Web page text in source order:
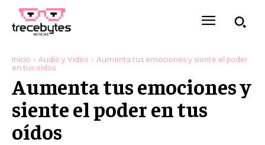
Inicio Audio y Video
Aumenta tus emociones y siente el poder
en tus oídos
Aumenta tus emociones y
siente el poder en tus
oídos